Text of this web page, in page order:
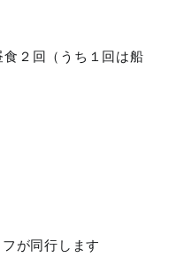
２回（うち１回は船
が同行します